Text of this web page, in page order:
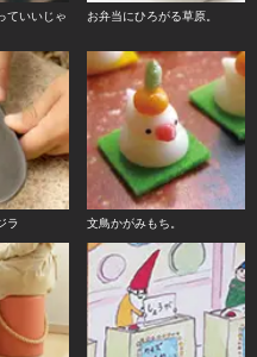
ていいじゃ
お弁当にひろがる草原。
ラ 文鳥かがみもち。